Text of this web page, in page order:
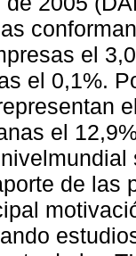
el
el 0,1%.
el
de las